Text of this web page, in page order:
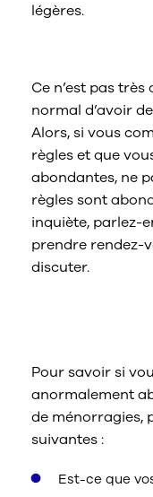
légères.
Ce n’est pas
normal d’avoir
Alors, si vous
règles et que
abondantes, ne
règles sont
inquiète, parlez-
prendre rendez-
discuter.
Pour savoir si
anormalement
de ménorragies,
suivantes :
Est-ce que